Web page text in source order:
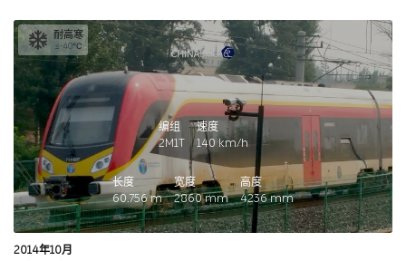
耐高寒
≤-40℃
编组
2M1T
速度
140km/h
长度
60.756m
宽度
2860mm
高度
4236mm
2014年10月